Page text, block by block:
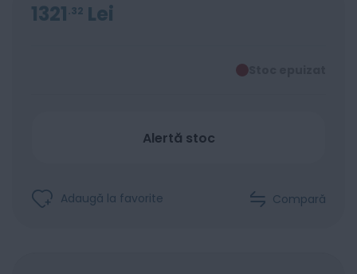
1321 32 Lei
Alertă stoc
Adaugă la favorite Compară